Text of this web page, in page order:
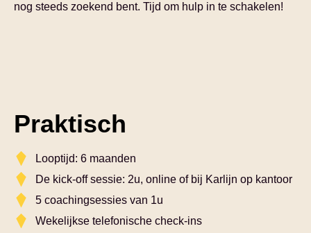
nog steeds zoekend bent. Tijd om hulp in te schakelen!
Praktisch
Looptijd: 6 maanden
De kick-off sessie: 2u, online of bij Karlijn op kantoor
5 coachingsessies van 1u
Wekelijkse telefonische check-ins